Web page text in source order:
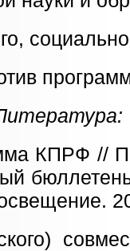
КПРФ //